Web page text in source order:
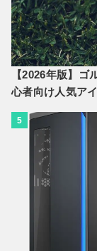
【2026年版】
心者向け人気ア
5